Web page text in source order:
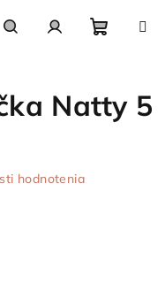
košík
Natty 5
hodnotenia